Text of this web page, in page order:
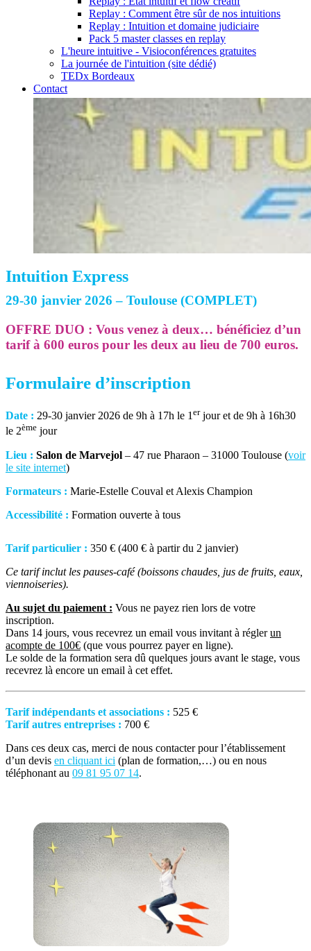
Replay : Comment être sûr de nos intuitions
Replay : Intuition et domaine judiciaire
Pack 5 master classes en replay
L'heure intuitive - Visioconférences gratuites
La journée de l'intuition (site dédié)
TEDx Bordeaux
Contact
Intuition Express
29-30 janvier 2026 – Toulouse (COMPLET)
OFFRE DUO : Vous venez à deux… bénéficiez d’un
tarif à 600 euros pour les deux au lieu de 700 euros.
Formulaire d’inscription
Date : 29-30 janvier 2026 de 9h à 17h le 1 erjour et de 9h à 16h30
le 2ème jour
Lieu : Salon de Marvejol – 47 rue Pharaon – 31000 Toulouse (voir
le site internet)
Formateurs : Marie-Estelle Couval et Alexis Champion
Accessibilité : Formation ouverte à tous
Tarif particulier : 350 € (400 € à partir du 2 janvier)
Ce tarif inclut les pauses-café (boissons chaudes, jus de fruits, eaux,
viennoiseries).
Au sujet du paiement : Vous ne payez rien lors de votre
inscription.
Dans 14 jours, vous recevrez un email vous invitant à régler un
acompte de 100€ (que vous pourrez payer en ligne).
Le solde de la formation sera dû quelques jours avant le stage, vous
recevrez là encore un email à cet effet.
Tarif indépendants et associations : 525 €
Tarif autres entreprises : 700 €
Dans ces deux cas, merci de nous contacter pour l’établissement
d’un devis en cliquant ici (plan de formation,…) ou en nous
téléphonant au 09 81 95 07 14.